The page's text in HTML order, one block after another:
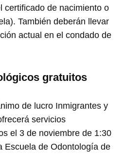
certificado de nacimiento o
También deberán llevar
actual en el condado de
gratuitos
de lucro Inmigrantes y
servicios
el 3 de noviembre de 1:30
Escuela de Odontología de